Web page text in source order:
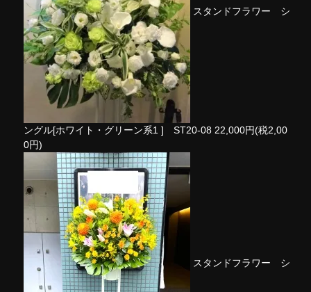
スタンドフラワー シ
ングル[ホワイト・グリーン系1 ] ST20-08 22,000円(税2,00
0円)
スタンドフラワー シ